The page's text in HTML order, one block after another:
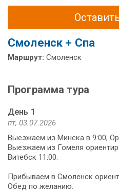
Смоленск + Спа
Маршрут: Смоленск
Программа тура
День 1
пт, 03.07.2026
Выезжаем из Минска в 9:00,
Выезжаем из Гомеля
Витебск 11:00.
Прибываем в Смоленск
Обед по желанию.